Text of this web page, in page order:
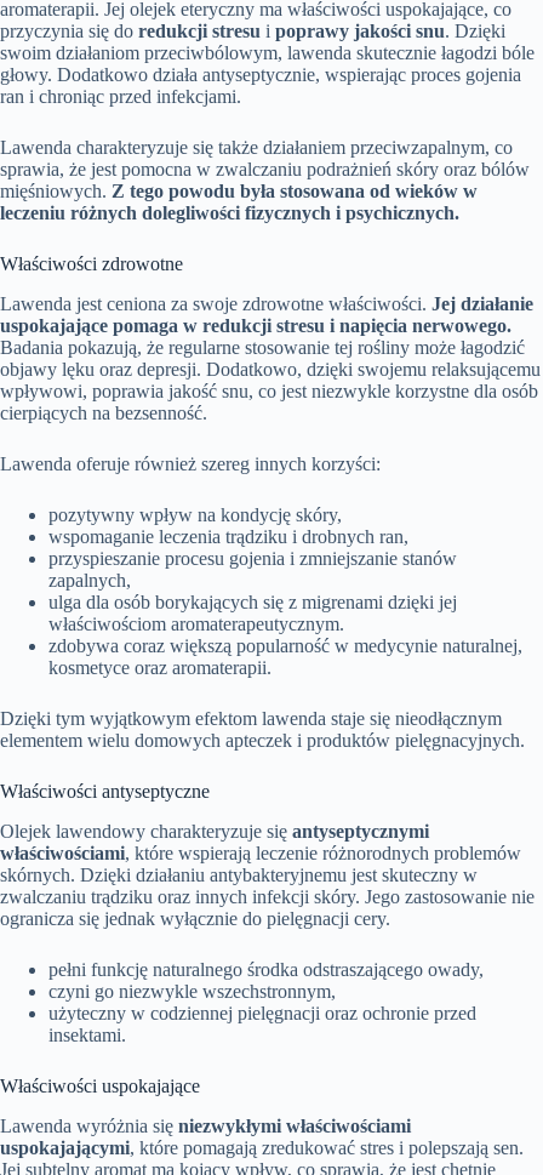
aromaterapii. Jej olejek eteryczny ma właściwości uspokajające, co
przyczynia się do redukcji stresu i poprawy jakości snu. Dzięki
swoim działaniom przeciwbólowym, lawenda skutecznie łagodzi bóle
głowy. Dodatkowo działa antyseptycznie, wspierając proces gojenia
ran i chroniąc przed infekcjami.
Lawenda charakteryzuje się także działaniem przeciwzapalnym, co
sprawia, że jest pomocna w zwalczaniu podrażnień skóry oraz bólów
mięśniowych. Z tego powodu była stosowana od wieków w
leczeniu różnych dolegliwości fizycznych i psychicznych.
Właściwości zdrowotne
Lawenda jest ceniona za swoje zdrowotne właściwości. Jej działanie
uspokajające pomaga w redukcji stresu i napięcia nerwowego.
Badania pokazują, że regularne stosowanie tej rośliny może łagodzić
objawy lęku oraz depresji. Dodatkowo, dzięki swojemu relaksującemu
wpływowi, poprawia jakość snu, co jest niezwykle korzystne dla osób
cierpiących na bezsenność.
Lawenda oferuje również szereg innych korzyści:
pozytywny wpływ na kondycję skóry,
wspomaganie leczenia trądziku i drobnych ran,
przyspieszanie procesu gojenia i zmniejszanie stanów
zapalnych,
ulga dla osób borykających się z migrenami dzięki jej
właściwościom aromaterapeutycznym.
zdobywa coraz większą popularność w medycynie naturalnej,
kosmetyce oraz aromaterapii.
Dzięki tym wyjątkowym efektom lawenda staje się nieodłącznym
elementem wielu domowych apteczek i produktów pielęgnacyjnych.
Właściwości antyseptyczne
Olejek lawendowy charakteryzuje się antyseptycznymi
właściwościami, które wspierają leczenie różnorodnych problemów
skórnych. Dzięki działaniu antybakteryjnemu jest skuteczny w
zwalczaniu trądziku oraz innych infekcji skóry. Jego zastosowanie nie
ogranicza się jednak wyłącznie do pielęgnacji cery.
pełni funkcję naturalnego środka odstraszającego owady,
czyni go niezwykle wszechstronnym,
użyteczny w codziennej pielęgnacji oraz ochronie przed
insektami.
Właściwości uspokajające
Lawenda wyróżnia się niezwykłymi właściwościami
uspokajającymi, które pomagają zredukować stres i polepszają sen.
Jej subtelny aromat ma kojący wpływ, co sprawia, że jest chętnie